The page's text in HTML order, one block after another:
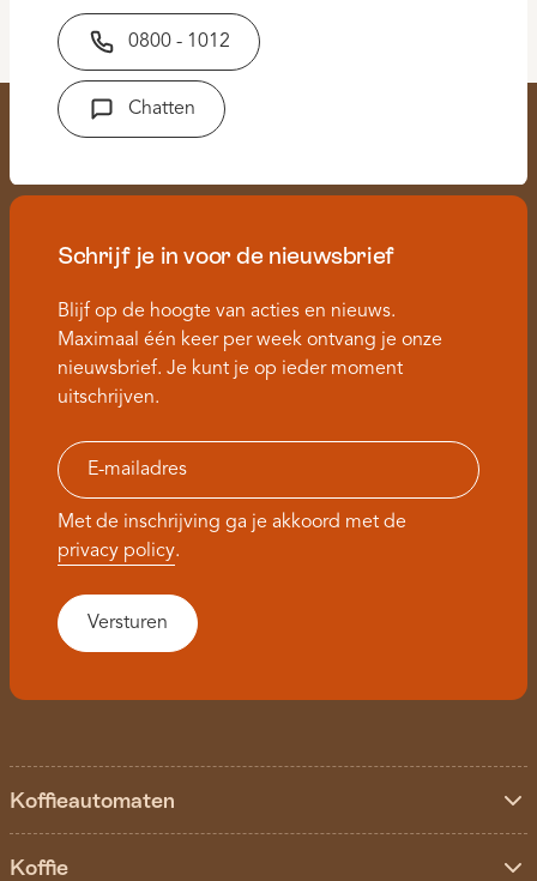
0800 - 1012
Chatten
Schrijf je in voor de nieuwsbrief
Blijf op de hoogte van acties en nieuws.
Maximaal één keer per week ontvang je onze
nieuwsbrief. Je kunt je op ieder moment
uitschrijven.
Met de inschrijving ga je akkoord met de
privacy policy.
Koffieautomaten
Koffie